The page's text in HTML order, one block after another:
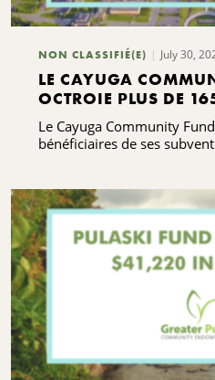
NON CLASSIFIÉ(E) July 30,
LE CAYUGA
OCTROIE PLUS DE
SUBVENTIONS
Le Cayuga Community
bénéficiaires de ses